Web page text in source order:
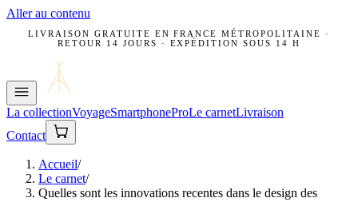
Aller au contenu
LIVRAISON GRATUITE EN FRANCE MÉTROPOLITAINE ·
RETOUR 14 JOURS · EXPÉDITION SOUS 14 H
La collectionVoyageSmartphoneProLe carnetLivraison
Contact
Accueil/
Le carnet/
Quelles sont les innovations recentes dans le design des